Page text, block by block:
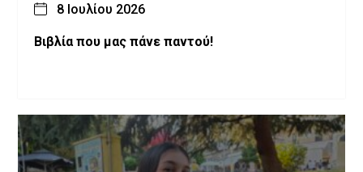
8 Ιουλίου 2026
Βιβλία που μας πάνε παντού!